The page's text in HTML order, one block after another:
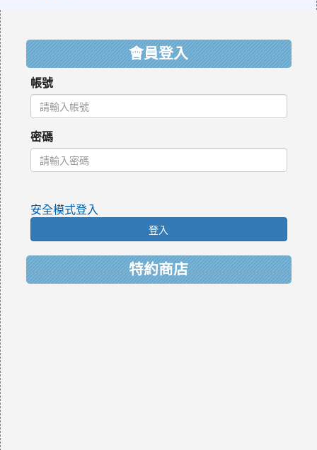
會員登入
帳號
密碼
安全模式登入
登入
特約商店